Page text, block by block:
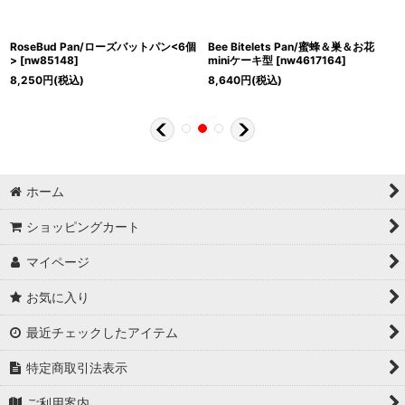
RoseBud Pan/ローズバットパン<6個
> [nw85148]
8,250円(税込)
Bee Bitelets Pan/蜜蜂＆巣＆お花
miniケーキ型 [nw4617164]
8,640円(税込)
ホーム
ショッピングカート
マイページ
お気に入り
最近チェックしたアイテム
特定商取引法表示